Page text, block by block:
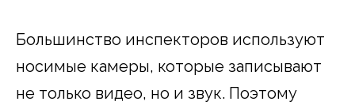
Большинство инспекторов используют
носимые камеры, которые записывают
не только видео, но и звук. Поэтому